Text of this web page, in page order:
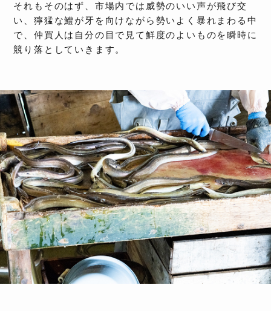
それもそのはず、市場内では威勢のいい声が飛び交
い、獰猛な鱧が牙を向けながら勢いよく暴れまわる中
で、仲買人は自分の目で見て鮮度のよいものを瞬時に
競り落としていきます。